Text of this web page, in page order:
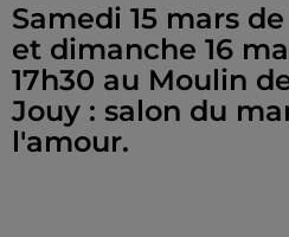
Samedi 15 mars
et dimanche 16
17h30 au Moulin
Jouy : salon du
l'amour.